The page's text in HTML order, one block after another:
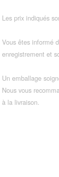
Les prix indiqués
Vous êtes informé
enregistrement et
Un emballage
Nous vous
à la livraison.